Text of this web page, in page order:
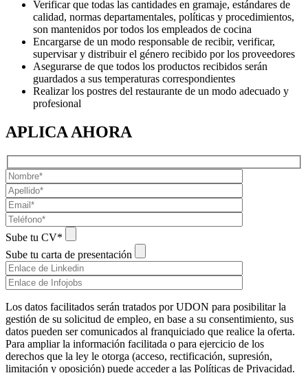
Verificar que todas las cantidades en gramaje, estándares de
calidad, normas departamentales, políticas y procedimientos,
son mantenidos por todos los empleados de cocina
Encargarse de un modo responsable de recibir, verificar,
supervisar y distribuir el género recibido por los proveedores
Asegurarse de que todos los productos recibidos serán
guardados a sus temperaturas correspondientes
Realizar los postres del restaurante de un modo adecuado y
profesional
APLICA AHORA
Sube tu CV*
Sube tu carta de presentación
Los datos facilitados serán tratados por UDON para posibilitar la
gestión de su solicitud de empleo, en base a su consentimiento, sus
datos pueden ser comunicados al franquiciado que realice la oferta.
Para ampliar la información facilitada o para ejercicio de los
derechos que la ley le otorga (acceso, rectificación, supresión,
limitación y oposición) puede acceder a las Políticas de Privacidad.